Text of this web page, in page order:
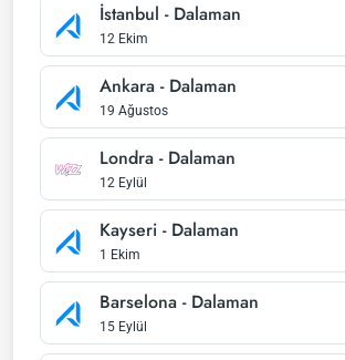
İstanbul - Dalaman
12 Ekim
Ankara - Dalaman
19 Ağustos
Londra - Dalaman
12 Eylül
Kayseri - Dalaman
1 Ekim
Barselona - Dalaman
15 Eylül